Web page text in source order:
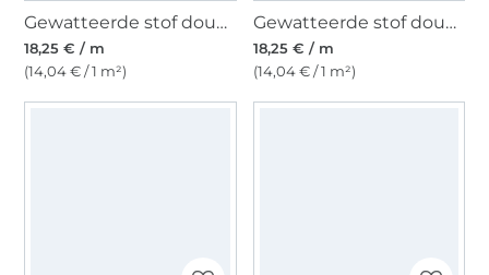
Gewatteerde stof doubleface Enjoy Bright Horizon Elephants, lichtfuchsia
18,25 € / m
(14,04 € / 1 m²)
Gewatteerde stof doubleface Enjoy Sorbet Beach Flowers & Stripes, geel
18,25 € / m
(14,04 € / 1 m²)